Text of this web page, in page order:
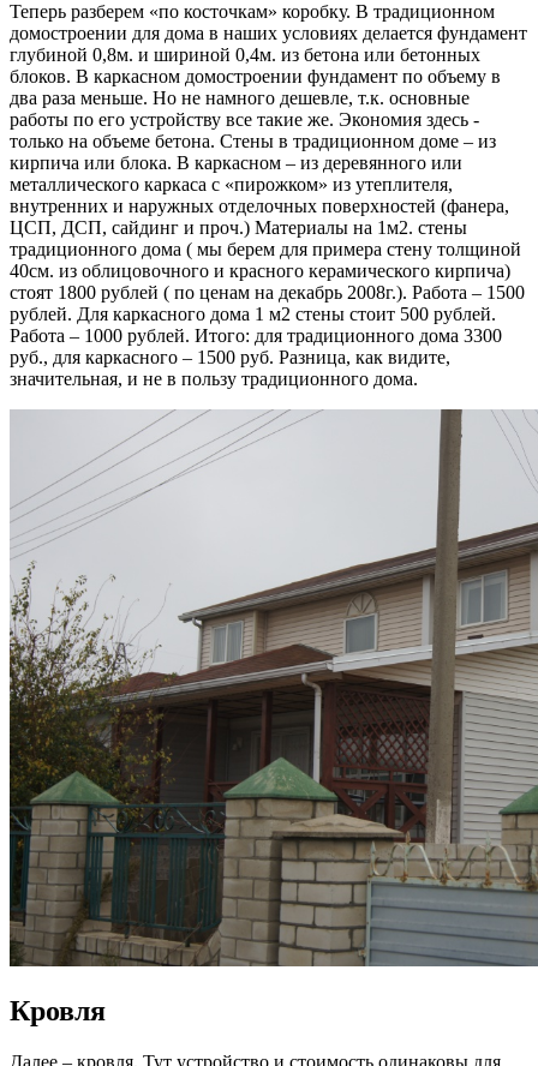
Теперь разберем «по косточкам» коробку. В традиционном
домостроении для дома в наших условиях делается фундамент
глубиной 0,8м. и шириной 0,4м. из бетона или бетонных
блоков. В каркасном домостроении фундамент по объему в
два раза меньше. Но не намного дешевле, т.к. основные
работы по его устройству все такие же. Экономия здесь -
только на объеме бетона. Стены в традиционном доме – из
кирпича или блока. В каркасном – из деревянного или
металлического каркаса с «пирожком» из утеплителя,
внутренних и наружных отделочных поверхностей (фанера,
ЦСП, ДСП, сайдинг и проч.) Материалы на 1м2. стены
традиционного дома ( мы берем для примера стену толщиной
40см. из облицовочного и красного керамического кирпича)
стоят 1800 рублей ( по ценам на декабрь 2008г.). Работа – 1500
рублей. Для каркасного дома 1 м2 стены стоит 500 рублей.
Работа – 1000 рублей. Итого: для традиционного дома 3300
руб., для каркасного – 1500 руб. Разница, как видите,
значительная, и не в пользу традиционного дома.
Кровля